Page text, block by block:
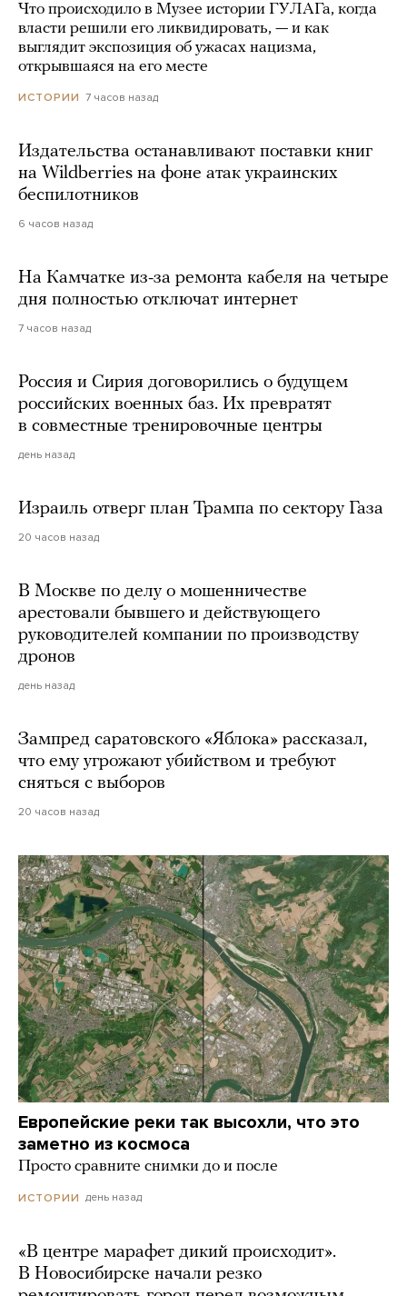
Что происходило в Музее истории ГУЛАГа, когда
власти решили его ликвидировать, — и как
выглядит экспозиция об ужасах нацизма,
открывшаяся на его месте
ИСТОРИИ 7 часов назад
Издательства останавливают поставки книг
на Wildberries на фоне атак украинских
беспилотников
6 часов назад
На Камчатке из-за ремонта кабеля на четыре
дня полностью отключат интернет
7 часов назад
Россия и Сирия договорились о будущем
российских военных баз. Их превратят
в совместные тренировочные центры
день назад
Израиль отверг план Трампа по сектору Газа
20 часов назад
В Москве по делу о мошенничестве
арестовали бывшего и действующего
руководителей компании по производству
дронов
день назад
Зампред саратовского «Яблока» рассказал,
что ему угрожают убийством и требуют
сняться с выборов
20 часов назад
Европейские реки так высохли, что это
заметно из космоса
Просто сравните снимки до и после
ИСТОРИИ день назад
«В центре марафет дикий происходит».
В Новосибирске начали резко